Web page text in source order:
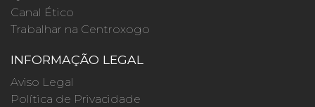
Canal Ético
Trabalhar na Centroxogo
INFORMAÇÃO LEGAL
Aviso Legal
Política de Privacidade